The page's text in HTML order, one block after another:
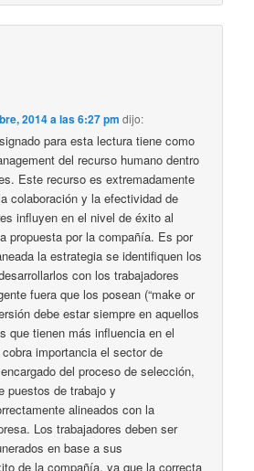
2014 a las 6:27 pm dijo:
para esta lectura tiene como
del recurso humano dentro
Este recurso es extremadamente
colaboración y la efectividad de
influyen en el nivel de éxito al
propuesta por la compañía. Es por
la estrategia se identifiquen los
con los trabajadores
fuera que los posean (“make or
debe estar siempre en aquellos
que tienen más influencia en el
importancia el sector de
del proceso de selección,
puestos de trabajo y
alineados con la
Los trabajadores deben ser
en base a sus
de la compañía, ya que la correcta